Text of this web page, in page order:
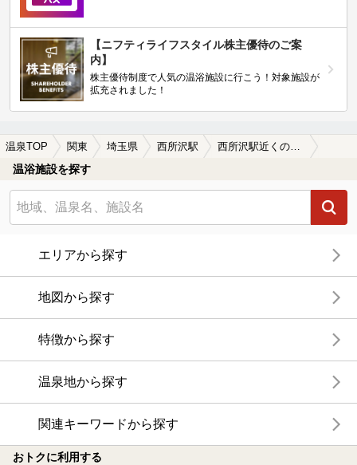
【ニフティライフスタイル株主優待のご案
内】
株主優待制度で人気の温浴施設に行こう！対象施設が
拡充されました！
温泉TOP 関東 埼玉県 西所沢駅 西所沢駅近くの温泉宿・温泉旅館・ホテルおすすめ(2026年版)
温浴施設を探す
エリアから探す
地図から探す
特徴から探す
温泉地から探す
関連キーワードから探す
おトクに利用する